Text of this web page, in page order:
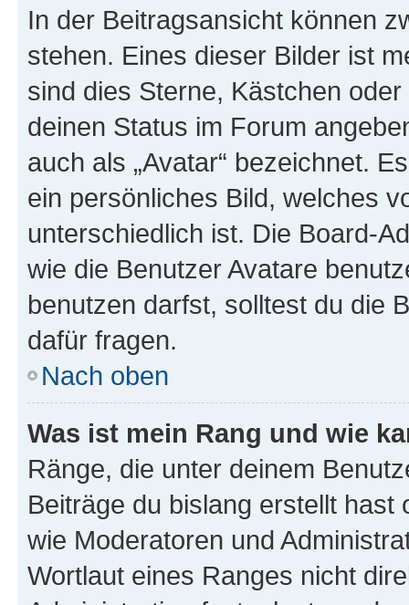
In der Beitragsansicht können
stehen. Eines dieser Bilder ist
sind dies Sterne, Kästchen
deinen Status im Forum
auch als „Avatar“ bezeichnet.
ein persönliches Bild, welches
unterschiedlich ist. Die Board-
wie die Benutzer Avatare
benutzen darfst, solltest du die
dafür fragen.
Nach oben
Was ist mein Rang und wie
Ränge, die unter deinem
Beiträge du bislang erstellt
wie Moderatoren und
Wortlaut eines Ranges nicht